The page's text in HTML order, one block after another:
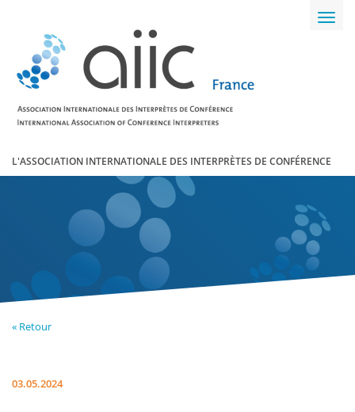
L'ASSOCIATION INTERNATIONALE DES INTERPRÈTES DE CONFÉRENCE
« Retour
03.05.2024